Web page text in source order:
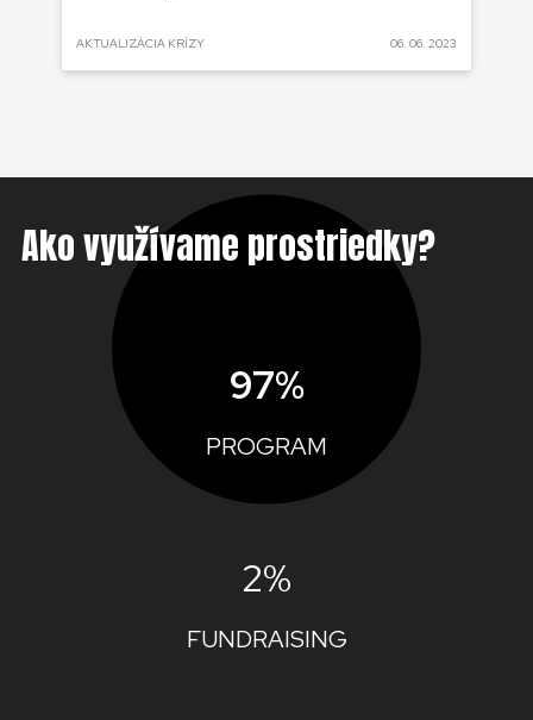
AKTUALIZÁCIA KRÍZY 06. 06. 2023
Ako využívame prostriedky?
97%
PROGRAM
2%
FUNDRAISING